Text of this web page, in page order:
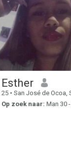
Esther
25 • San José de Ocoa, San José de Ocoa,
Op zoek naar: Man 30